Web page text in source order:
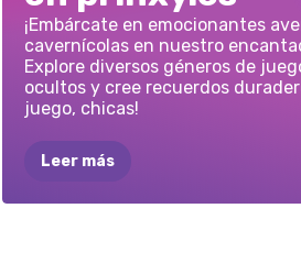
¡Embárcate en emocionantes
cavernícolas en nuestro
Explore diversos géneros de
ocultos y cree recuerdos
juego, chicas!
Leer más